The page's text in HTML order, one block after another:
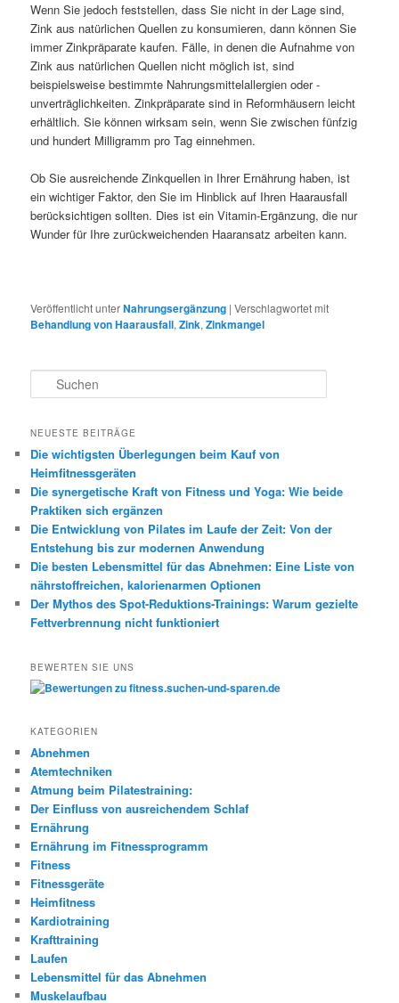
Wenn Sie jedoch feststellen, dass Sie nicht in der Lage sind,
Zink aus natürlichen Quellen zu konsumieren, dann können Sie
immer Zinkpräparate kaufen. Fälle, in denen die Aufnahme von
Zink aus natürlichen Quellen nicht möglich ist, sind
beispielsweise bestimmte Nahrungsmittelallergien oder -
unverträglichkeiten. Zinkpräparate sind in Reformhäusern leicht
erhältlich. Sie können wirksam sein, wenn Sie zwischen fünfzig
und hundert Milligramm pro Tag einnehmen.
Ob Sie ausreichende Zinkquellen in Ihrer Ernährung haben, ist
ein wichtiger Faktor, den Sie im Hinblick auf Ihren Haarausfall
berücksichtigen sollten. Dies ist ein Vitamin-Ergänzung, die nur
Wunder für Ihre zurückweichenden Haaransatz arbeiten kann.
Veröffentlicht unterNahrungsergänzung |Verschlagwortet mit
Behandlung von Haarausfall,Zink,Zinkmangel
u
h
n
NEUESTE BEITRÄGE
Die wichtigsten Überlegungen beim Kauf von
Heimfitnessgeräten
Die synergetische Kraft von Fitness und Yoga: Wie beide
Praktiken sich ergänzen
Die Entwicklung von Pilates im Laufe der Zeit: Von der
Entstehung bis zur modernen Anwendung
Die besten Lebensmittel für das Abnehmen: Eine Liste von
nährstoffreichen, kalorienarmen Optionen
Der Mythos des Spot-Reduktions-Trainings: Warum gezielte
Fettverbrennung nicht funktioniert
BEWERTEN SIE UNS
KATEGORIEN
Abnehmen
Atemtechniken
Atmung beim Pilatestraining:
Der Einfluss von ausreichendem Schlaf
Ernährung
Ernährung im Fitnessprogramm
Fitness
Fitnessgeräte
Heimfitness
Kardiotraining
Krafttraining
Laufen
Lebensmittel für das Abnehmen
Muskelaufbau